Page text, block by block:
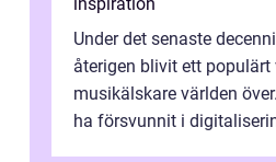
Under det senaste
återigen blivit ett populärt
musikälskare världen
ha försvunnit i